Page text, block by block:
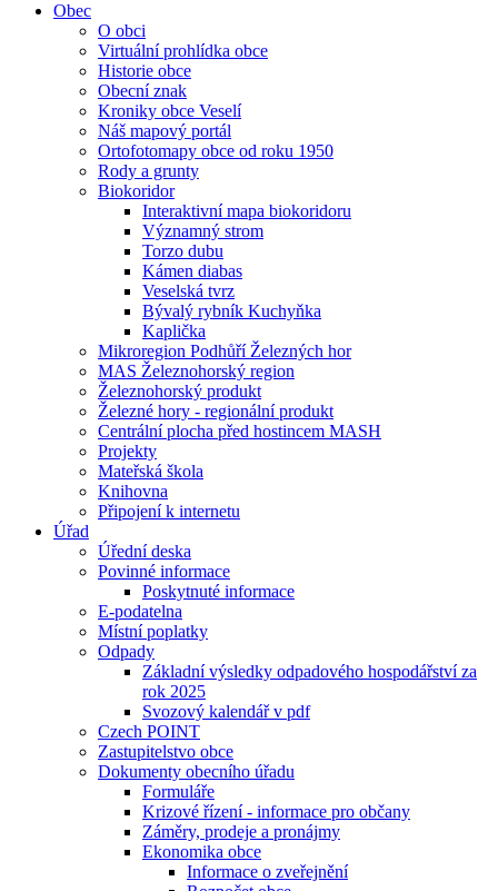
Obec
O obci
Virtuální prohlídka obce
Historie obce
Obecní znak
Kroniky obce Veselí
Náš mapový portál
Ortofotomapy obce od roku 1950
Rody a grunty
Biokoridor
Interaktivní mapa biokoridoru
Významný strom
Torzo dubu
Kámen diabas
Veselská tvrz
Bývalý rybník Kuchyňka
Kaplička
Mikroregion Podhůří Železných hor
MAS Železnohorský region
Železnohorský produkt
Železné hory - regionální produkt
Centrální plocha před hostincem MASH
Projekty
Mateřská škola
Knihovna
Připojení k internetu
Úřad
Úřední deska
Povinné informace
Poskytnuté informace
E-podatelna
Místní poplatky
Odpady
Základní výsledky odpadového hospodářství za
rok 2025
Svozový kalendář v pdf
Czech POINT
Zastupitelstvo obce
Dokumenty obecního úřadu
Formuláře
Krizové řízení - informace pro občany
Záměry, prodeje a pronájmy
Ekonomika obce
Informace o zveřejnění